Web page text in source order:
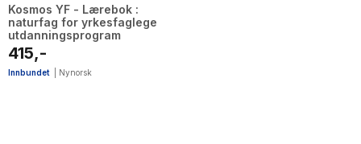
Kosmos YF - Lærebok :
naturfag for yrkesfaglege
utdanningsprogram
415,-
Innbundet Nynorsk